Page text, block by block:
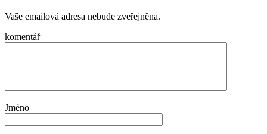
Vaše emailová adresa nebude zveřejněna.
komentář
Jméno